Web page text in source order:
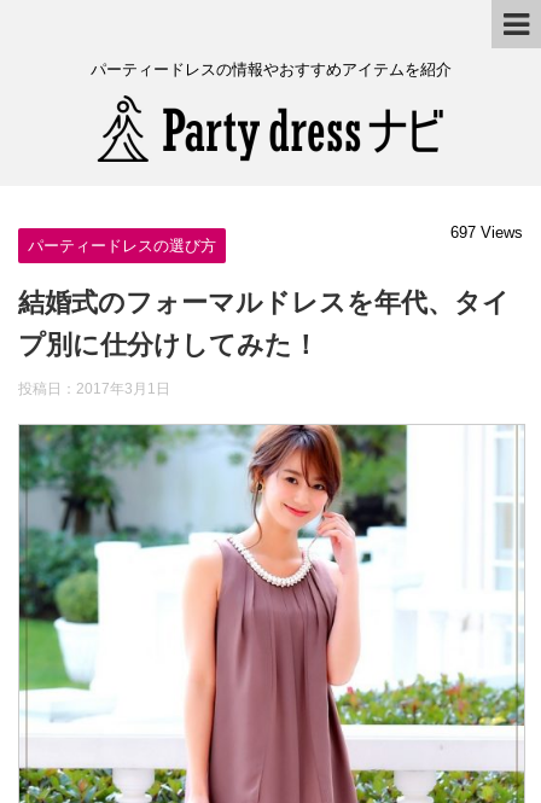
パーティードレスの情報やおすすめアイテムを紹介
パーティードレスの選び方
697 Views
結婚式のフォーマルドレスを年代、タイ
プ別に仕分けしてみた！
投稿日： 2017年3月1日